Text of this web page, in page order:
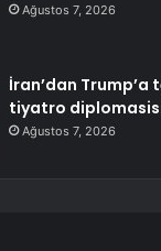
Ağustos 7, 2026
İran’dan Trump’a
tiyatro
Ağustos 7, 2026